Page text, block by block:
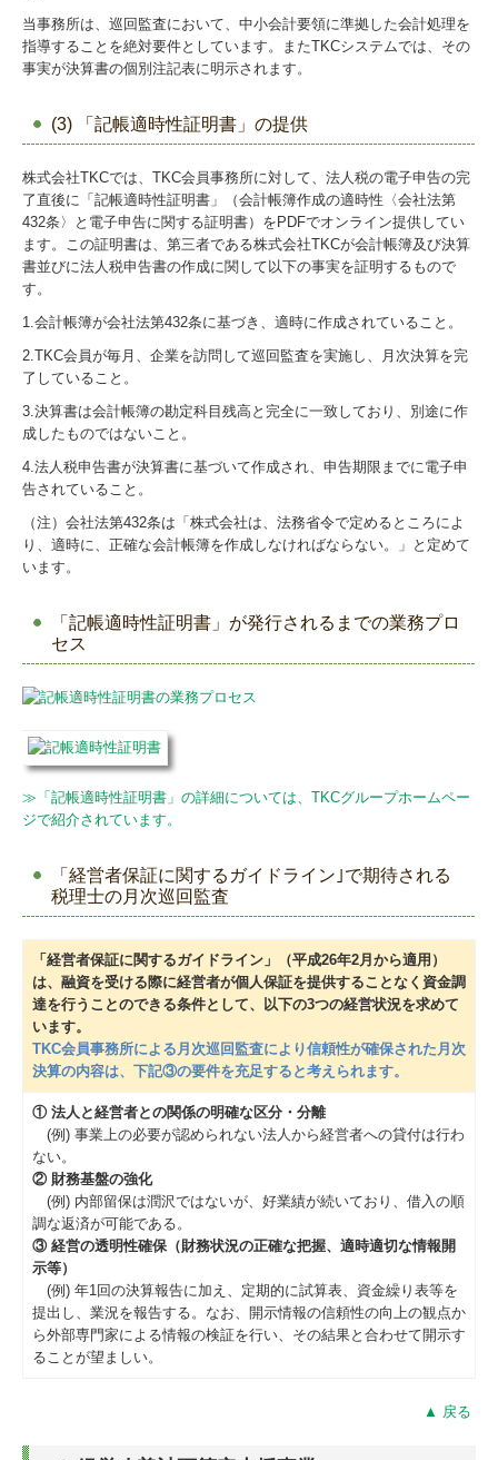
当事務所は、巡回監査において、中小会計要領に準拠した会計処理を
指導することを絶対要件としています。またTKCシステムでは、その
事実が決算書の個別注記表に明示されます。
(3) 「記帳適時性証明書」の提供
株式会社TKCでは、TKC会員事務所に対して、法人税の電子申告の完
了直後に「記帳適時性証明書」（会計帳簿作成の適時性〈会社法第
432条〉と電子申告に関する証明書）をPDFでオンライン提供してい
ます。この証明書は、第三者である株式会社TKCが会計帳簿及び決算
書並びに法人税申告書の作成に関して以下の事実を証明するもので
す。
1.会計帳簿が会社法第432条に基づき、適時に作成されていること。
2.TKC会員が毎月、企業を訪問して巡回監査を実施し、月次決算を完
了していること。
3.決算書は会計帳簿の勘定科目残高と完全に一致しており、別途に作
成したものではないこと。
4.法人税申告書が決算書に基づいて作成され、申告期限までに電子申
告されていること。
（注）会社法第432条は「株式会社は、法務省令で定めるところによ
り、適時に、正確な会計帳簿を作成しなければならない。」と定めて
います。
「記帳適時性証明書」が発行されるまでの業務プロ
セス
≫ 「記帳適時性証明書」の詳細については、TKCグループホームペー
ジで紹介されています。
「経営者保証に関するガイドライン｣で期待される
税理士の月次巡回監査
「経営者保証に関するガイドライン」（平成26年2月から適用）
は、融資を受ける際に経営者が個人保証を提供することなく資金調
達を行うことのできる条件として、以下の3つの経営状況を求めて
います。
TKC会員事務所による月次巡回監査により信頼性が確保された月次
決算の内容は、下記③の要件を充足すると考えられます。
① 法人と経営者との関係の明確な区分・分離
(例) 事業上の必要が認められない法人から経営者への貸付は行わ
ない。
② 財務基盤の強化
(例) 内部留保は潤沢ではないが、好業績が続いており、借入の順
調な返済が可能である。
③ 経営の透明性確保（財務状況の正確な把握、適時適切な情報開
示等）
(例) 年1回の決算報告に加え、定期的に試算表、資金繰り表等を
提出し、業況を報告する。なお、開示情報の信頼性の向上の観点か
ら外部専門家による情報の検証を行い、その結果と合わせて開示す
ることが望ましい。
▲ 戻る